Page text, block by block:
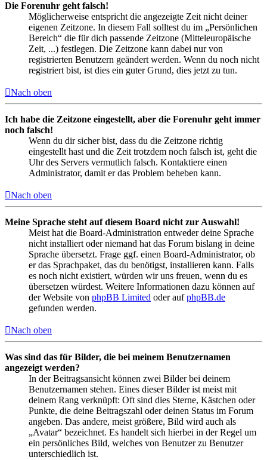
Die Forenuhr geht falsch!
Möglicherweise entspricht die angezeigte Zeit nicht deiner
eigenen Zeitzone. In diesem Fall solltest du im „Persönlichen
Bereich“ die für dich passende Zeitzone (Mitteleuropäische
Zeit, ...) festlegen. Die Zeitzone kann dabei nur von
registrierten Benutzern geändert werden. Wenn du noch nicht
registriert bist, ist dies ein guter Grund, dies jetzt zu tun.
Nach oben
Ich habe die Zeitzone eingestellt, aber die Forenuhr geht immer
noch falsch!
Wenn du dir sicher bist, dass du die Zeitzone richtig
eingestellt hast und die Zeit trotzdem noch falsch ist, geht die
Uhr des Servers vermutlich falsch. Kontaktiere einen
Administrator, damit er das Problem beheben kann.
Nach oben
Meine Sprache steht auf diesem Board nicht zur Auswahl!
Meist hat die Board-Administration entweder deine Sprache
nicht installiert oder niemand hat das Forum bislang in deine
Sprache übersetzt. Frage ggf. einen Board-Administrator, ob
er das Sprachpaket, das du benötigst, installieren kann. Falls
es noch nicht existiert, würden wir uns freuen, wenn du es
übersetzen würdest. Weitere Informationen dazu können auf
der Website von phpBB Limited oder aufphpBB.de
gefunden werden.
Nach oben
Was sind das für Bilder, die bei meinem Benutzernamen
angezeigt werden?
In der Beitragsansicht können zwei Bilder bei deinem
Benutzernamen stehen. Eines dieser Bilder ist meist mit
deinem Rang verknüpft: Oft sind dies Sterne, Kästchen oder
Punkte, die deine Beitragszahl oder deinen Status im Forum
angeben. Das andere, meist größere, Bild wird auch als
„Avatar“ bezeichnet. Es handelt sich hierbei in der Regel um
ein persönliches Bild, welches von Benutzer zu Benutzer
unterschiedlich ist.